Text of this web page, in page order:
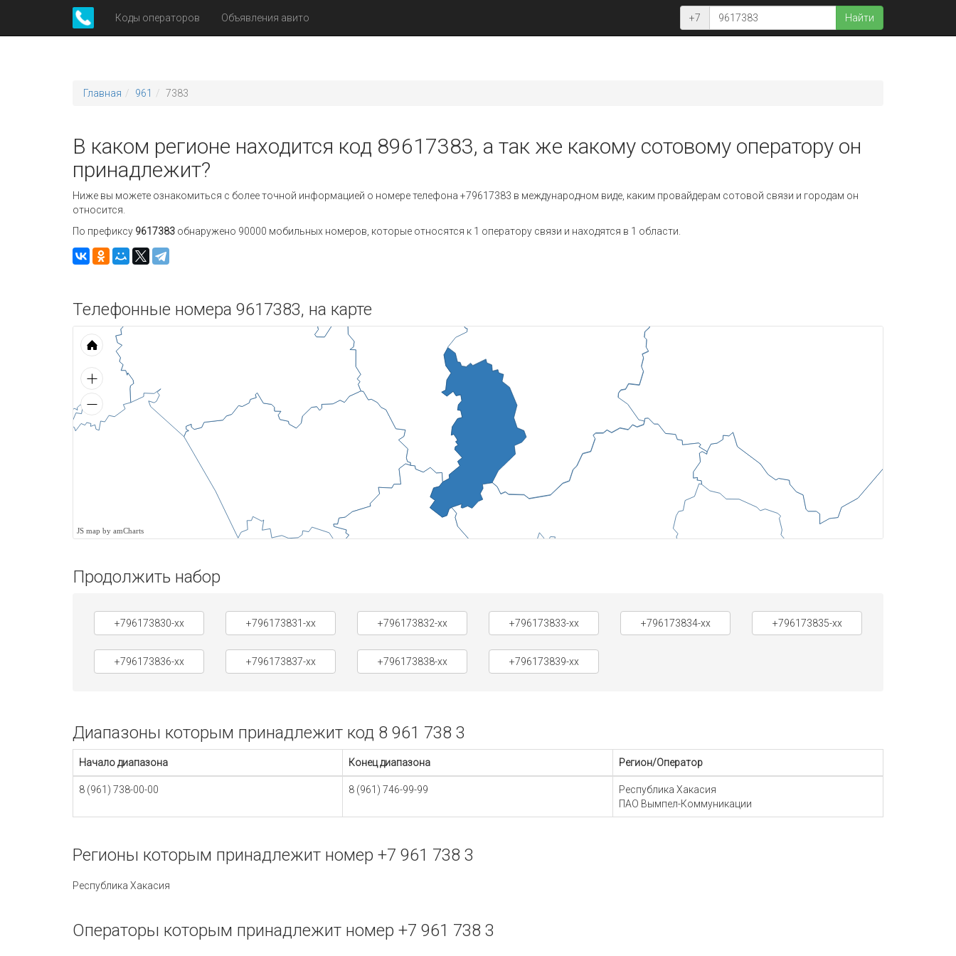
Коды операторов Объявления авито +7 Найти
Главная 961 7383
В каком регионе находится код 89617383, а так же какому сотовому оператору он
принадлежит?
Ниже вы можете ознакомиться с более точной информацией о номере телефона +79617383 в международном виде, каким провайдерам сотовой связи и городам он
относится.
По префиксу 9617383 обнаружено 90000 мобильных номеров, которые относятся к 1 оператору связи и находятся в 1 области.
Телефонные номера 9617383, на карте
JS map by amCharts
Продолжить набор
+796173830-xx +796173831-xx +796173832-xx +796173833-xx +796173834-xx +796173835-xx
+796173836-xx +796173837-xx +796173838-xx +796173839-xx
Диапазоны которым принадлежит код 8 961 738 3
Начало диапазона Конец диапазона Регион/Оператор
8 (961) 738-00-00 8 (961) 746-99-99
Республика Хакасия
ПАО Вымпел-Коммуникации
Регионы которым принадлежит номер +7 961 738 3
Республика Хакасия
Операторы которым принадлежит номер +7 961 738 3